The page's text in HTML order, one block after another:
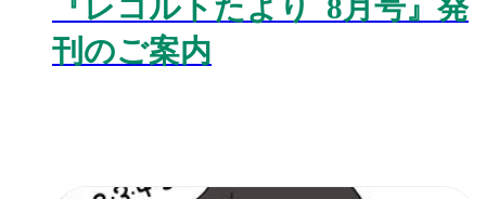
『レコルトたより 8月号』発
刊のご案内